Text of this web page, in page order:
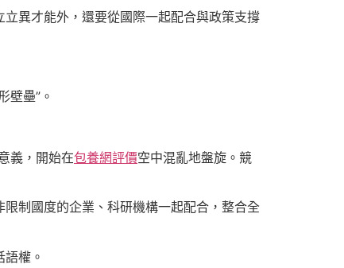
異才能外，還要從國際一起配合與政策支撐
壁壘”。
義，開始在包養網評價空中混亂地盤旋。競
制國度的企業、科研機構一起配合，整合全
權。